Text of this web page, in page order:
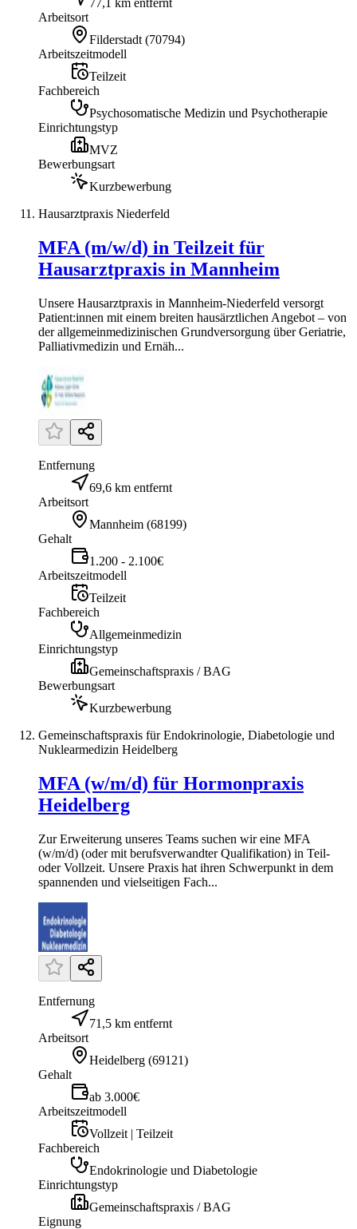
77,1 km entfernt
Arbeitsort
Filderstadt (70794)
Arbeitszeitmodell
Teilzeit
Fachbereich
Psychosomatische Medizin und Psychotherapie
Einrichtungstyp
MVZ
Bewerbungsart
Kurzbewerbung
Hausarztpraxis Niederfeld
MFA (m/w/d) in Teilzeit für
Hausarztpraxis in Mannheim
Unsere Hausarztpraxis in Mannheim-Niederfeld versorgt
Patient:innen mit einem breiten hausärztlichen Angebot – von
der allgemeinmedizinischen Grundversorgung über Geriatrie,
Palliativmedizin und Ernäh...
Entfernung
69,6 km entfernt
Arbeitsort
Mannheim (68199)
Gehalt
1.200 - 2.100€
Arbeitszeitmodell
Teilzeit
Fachbereich
Allgemeinmedizin
Einrichtungstyp
Gemeinschaftspraxis / BAG
Bewerbungsart
Kurzbewerbung
Gemeinschaftspraxis für Endokrinologie, Diabetologie und
Nuklearmedizin Heidelberg
MFA (w/m/d) für Hormonpraxis
Heidelberg
Zur Erweiterung unseres Teams suchen wir eine MFA
(w/m/d) (oder mit berufsverwandter Qualifikation) in Teil-
oder Vollzeit. Unsere Praxis hat ihren Schwerpunkt in dem
spannenden und vielseitigen Fach...
Entfernung
71,5 km entfernt
Arbeitsort
Heidelberg (69121)
Gehalt
ab 3.000€
Arbeitszeitmodell
Vollzeit | Teilzeit
Fachbereich
Endokrinologie und Diabetologie
Einrichtungstyp
Gemeinschaftspraxis / BAG
Eignung